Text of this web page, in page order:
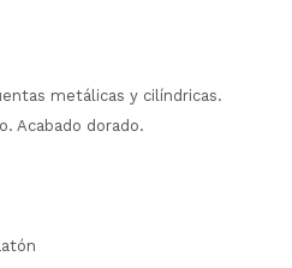
metálicas y cilíndricas.
Acabado dorado.